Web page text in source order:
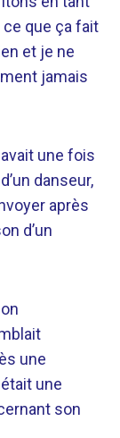
que ça fait
et je ne
jamais
une fois
danseur,
après
d’un
une
une
son